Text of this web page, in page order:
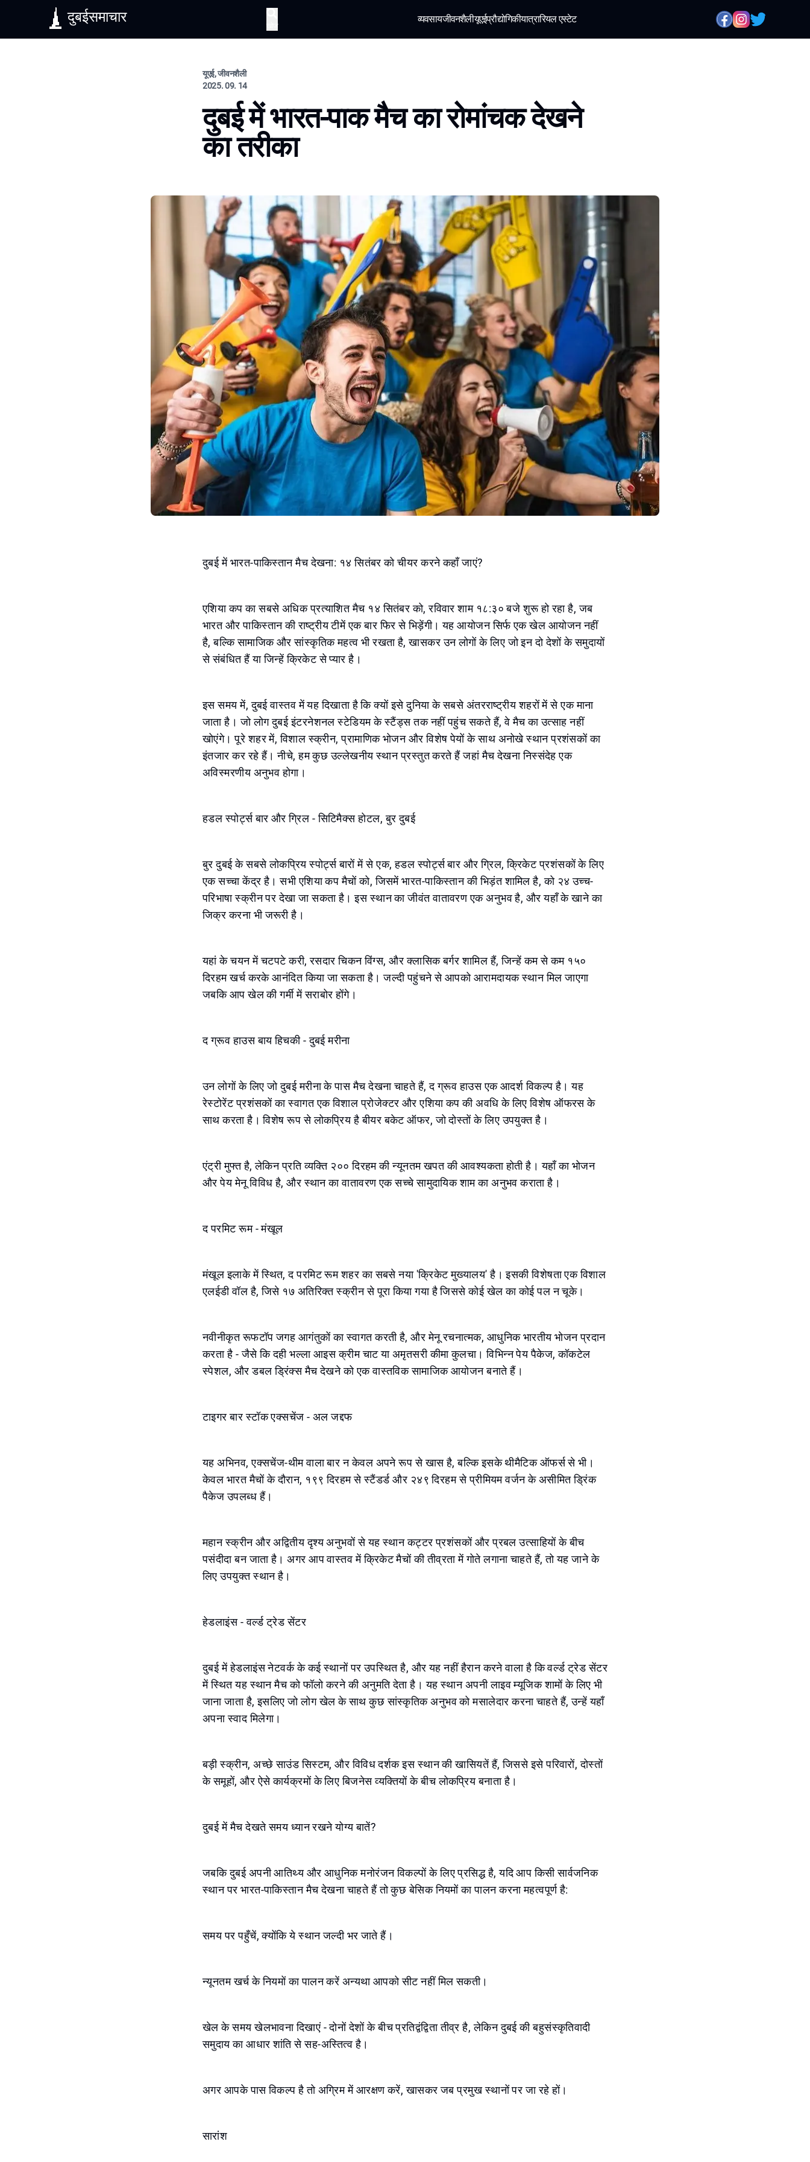
दुबईसमाचार व्यवसायजीवनशैलीयूएईप्रौद्योगिकीयात्रारियल एस्टेट
यूएई, जीवनशैली
2025. 09. 14
दुबई में भारत-पाक मैच का रोमांचक देखने
का तरीका
दुबई में भारत-पाकिस्तान मैच देखना: १४ सितंबर को चीयर करने कहाँ जाएं?
एशिया कप का सबसे अधिक प्रत्याशित मैच १४ सितंबर को, रविवार शाम १८:३० बजे शुरू हो रहा है, जब
भारत और पाकिस्तान की राष्ट्रीय टीमें एक बार फिर से भिड़ेंगी। यह आयोजन सिर्फ एक खेल आयोजन नहीं
है, बल्कि सामाजिक और सांस्कृतिक महत्व भी रखता है, खासकर उन लोगों के लिए जो इन दो देशों के समुदायों
से संबंधित हैं या जिन्हें क्रिकेट से प्यार है।
इस समय में, दुबई वास्तव में यह दिखाता है कि क्यों इसे दुनिया के सबसे अंतरराष्ट्रीय शहरों में से एक माना
जाता है। जो लोग दुबई इंटरनेशनल स्टेडियम के स्टैंड्स तक नहीं पहुंच सकते हैं, वे मैच का उत्साह नहीं
खोएंगे। पूरे शहर में, विशाल स्क्रीन, प्रामाणिक भोजन और विशेष पेयों के साथ अनोखे स्थान प्रशंसकों का
इंतजार कर रहे हैं। नीचे, हम कुछ उल्लेखनीय स्थान प्रस्तुत करते हैं जहां मैच देखना निस्संदेह एक
अविस्मरणीय अनुभव होगा।
हडल स्पोर्ट्स बार और ग्रिल - सिटिमैक्स होटल, बुर दुबई
बुर दुबई के सबसे लोकप्रिय स्पोर्ट्स बारों में से एक, हडल स्पोर्ट्स बार और ग्रिल, क्रिकेट प्रशंसकों के लिए
एक सच्चा केंद्र है। सभी एशिया कप मैचों को, जिसमें भारत-पाकिस्तान की भिड़ंत शामिल है, को २४ उच्च-
परिभाषा स्क्रीन पर देखा जा सकता है। इस स्थान का जीवंत वातावरण एक अनुभव है, और यहाँ के खाने का
जिक्र करना भी जरूरी है।
यहां के चयन में चटपटे करी, रसदार चिकन विंग्स, और क्लासिक बर्गर शामिल हैं, जिन्हें कम से कम १५०
दिरहम खर्च करके आनंदित किया जा सकता है। जल्दी पहुंचने से आपको आरामदायक स्थान मिल जाएगा
जबकि आप खेल की गर्मी में सराबोर होंगे।
द ग्रूव हाउस बाय हिचकी - दुबई मरीना
उन लोगों के लिए जो दुबई मरीना के पास मैच देखना चाहते हैं, द ग्रूव हाउस एक आदर्श विकल्प है। यह
रेस्टोरेंट प्रशंसकों का स्वागत एक विशाल प्रोजेक्टर और एशिया कप की अवधि के लिए विशेष ऑफरस के
साथ करता है। विशेष रूप से लोकप्रिय है बीयर बकेट ऑफर, जो दोस्तों के लिए उपयुक्त है।
एंट्री मुफ्त है, लेकिन प्रति व्यक्ति २०० दिरहम की न्यूनतम खपत की आवश्यकता होती है। यहाँ का भोजन
और पेय मेनू विविध है, और स्थान का वातावरण एक सच्चे सामुदायिक शाम का अनुभव कराता है।
द परमिट रूम - मंखूल
मंखूल इलाके में स्थित, द परमिट रूम शहर का सबसे नया 'क्रिकेट मुख्यालय' है। इसकी विशेषता एक विशाल
एलईडी वॉल है, जिसे १७ अतिरिक्त स्क्रीन से पूरा किया गया है जिससे कोई खेल का कोई पल न चूके।
नवीनीकृत रूफटॉप जगह आगंतुकों का स्वागत करती है, और मेनू रचनात्मक, आधुनिक भारतीय भोजन प्रदान
करता है - जैसे कि दही भल्ला आइस क्रीम चाट या अमृतसरी कीमा कुलचा। विभिन्न पेय पैकेज, कॉकटेल
स्पेशल, और डबल ड्रिंक्स मैच देखने को एक वास्तविक सामाजिक आयोजन बनाते हैं।
टाइगर बार स्टॉक एक्सचेंज - अल जद्दफ
यह अभिनव, एक्सचेंज-थीम वाला बार न केवल अपने रूप से खास है, बल्कि इसके थीमैटिक ऑफर्स से भी।
केवल भारत मैचों के दौरान, १९९ दिरहम से स्टैंडर्ड और २४९ दिरहम से प्रीमियम वर्जन के असीमित ड्रिंक
पैकेज उपलब्ध हैं।
महान स्क्रीन और अद्वितीय दृश्य अनुभवों से यह स्थान कट्टर प्रशंसकों और प्रबल उत्साहियों के बीच
पसंदीदा बन जाता है। अगर आप वास्तव में क्रिकेट मैचों की तीव्रता में गोते लगाना चाहते हैं, तो यह जाने के
लिए उपयुक्त स्थान है।
हेडलाइंस - वर्ल्ड ट्रेड सेंटर
दुबई में हेडलाइंस नेटवर्क के कई स्थानों पर उपस्थित है, और यह नहीं हैरान करने वाला है कि वर्ल्ड ट्रेड सेंटर
में स्थित यह स्थान मैच को फॉलो करने की अनुमति देता है। यह स्थान अपनी लाइव म्यूजिक शामों के लिए भी
जाना जाता है, इसलिए जो लोग खेल के साथ कुछ सांस्कृतिक अनुभव को मसालेदार करना चाहते हैं, उन्हें यहाँ
अपना स्वाद मिलेगा।
बड़ी स्क्रीन, अच्छे साउंड सिस्टम, और विविध दर्शक इस स्थान की खासियतें हैं, जिससे इसे परिवारों, दोस्तों
के समूहों, और ऐसे कार्यक्रमों के लिए बिजनेस व्यक्तियों के बीच लोकप्रिय बनाता है।
दुबई में मैच देखते समय ध्यान रखने योग्य बातें?
जबकि दुबई अपनी आतिथ्य और आधुनिक मनोरंजन विकल्पों के लिए प्रसिद्ध है, यदि आप किसी सार्वजनिक
स्थान पर भारत-पाकिस्तान मैच देखना चाहते हैं तो कुछ बेसिक नियमों का पालन करना महत्वपूर्ण है:
समय पर पहुँचें, क्योंकि ये स्थान जल्दी भर जाते हैं।
न्यूनतम खर्च के नियमों का पालन करें अन्यथा आपको सीट नहीं मिल सकती।
खेल के समय खेलभावना दिखाएं - दोनों देशों के बीच प्रतिद्वंद्विता तीव्र है, लेकिन दुबई की बहुसंस्कृतिवादी
समुदाय का आधार शांति से सह-अस्तित्व है।
अगर आपके पास विकल्प है तो अग्रिम में आरक्षण करें, खासकर जब प्रमुख स्थानों पर जा रहे हों।
सारांश